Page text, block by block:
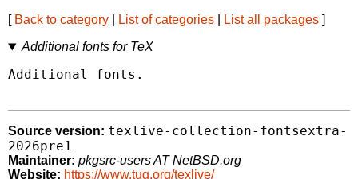
[ Back to category List of categories List all packages ]
Additional fonts for TeX
Additional fonts.
Source version: texlive-collection-fontsextra-
2026pre1
Maintainer: pkgsrc-users AT NetBSD.org
Website: https://www.tug.org/texlive/